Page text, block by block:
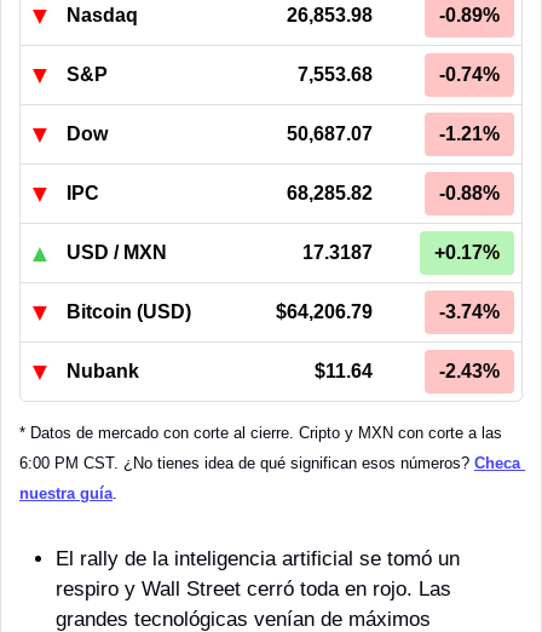
▼ Nasdaq 26,853.98 -0.89%
▼ S&P 7,553.68 -0.74%
▼ Dow 50,687.07 -1.21%
▼ IPC 68,285.82 -0.88%
▲ USD / MXN 17.3187 +0.17%
▼ Bitcoin (USD) $64,206.79 -3.74%
▼ Nubank $11.64 -2.43%
* Datos de mercado con corte al cierre. Cripto y MXN con corte a las
6:00 PM CST. ¿No tienes idea de qué significan esos números? Checa
nuestra guía
El rally de la inteligencia artificial se tomó un
respiro y Wall Street cerró toda en rojo. Las
grandes tecnológicas venían de máximos